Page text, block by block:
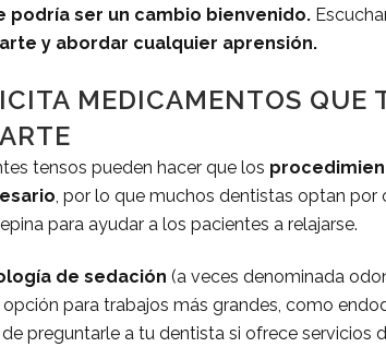
podría ser un cambio bienvenido.
y abordar cualquier aprensión.
MEDICAMENTOS QUE
tensos pueden hacer que los
, por lo que muchos dentistas optan por
para ayudar a los pacientes a relajarse.
de sedación (a veces denominada
opción para trabajos más grandes, como
preguntarle a tu dentista si ofrece servicios